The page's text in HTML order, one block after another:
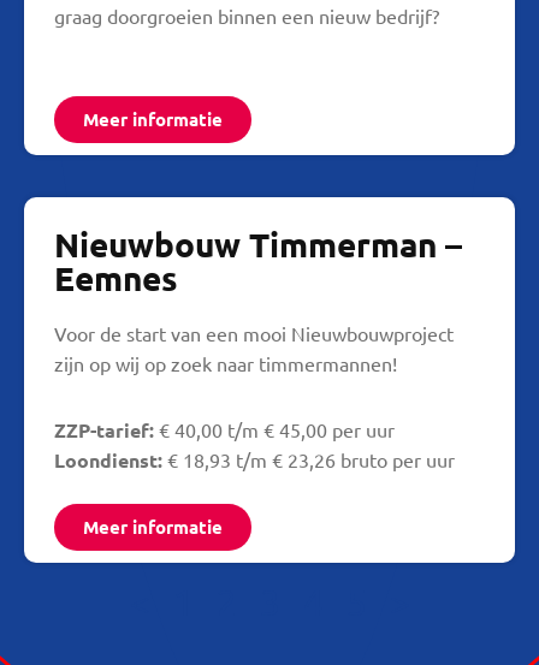
graag doorgroeien binnen een nieuw bedrijf?
Meer informatie
Nieuwbouw Timmerman –
Eemnes
Voor de start van een mooi Nieuwbouwproject
zijn op wij op zoek naar timmermannen!
ZZP-tarief: € 40,00 t/m € 45,00 per uur
Loondienst: € 18,93 t/m € 23,26 bruto per uur
Meer informatie